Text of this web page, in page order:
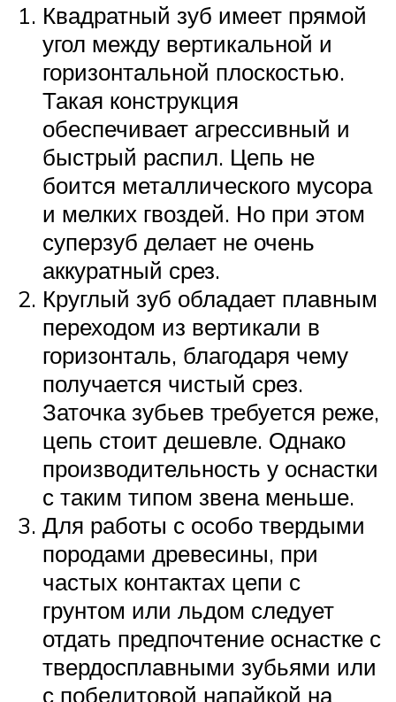
Квадратный зуб имеет прямой
угол между вертикальной и
горизонтальной плоскостью.
Такая конструкция
обеспечивает агрессивный и
быстрый распил. Цепь не
боится металлического мусора
и мелких гвоздей. Но при этом
суперзуб делает не очень
аккуратный срез.
Круглый зуб обладает плавным
переходом из вертикали в
горизонталь, благодаря чему
получается чистый срез.
Заточка зубьев требуется реже,
цепь стоит дешевле. Однако
производительность у оснастки
с таким типом звена меньше.
Для работы с особо твердыми
породами древесины, при
частых контактах цепи с
грунтом или льдом следует
отдать предпочтение оснастке с
твердосплавными зубьями или
с победитовой напайкой на